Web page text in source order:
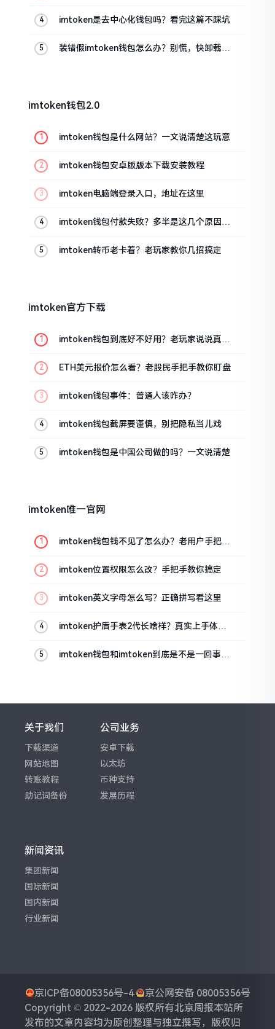
imtoken是去中心化钱包吗？看完这篇不踩坑
装错假imtoken钱包怎么办？别慌，快卸载，
imtoken钱包2.0
imtoken钱包是什么网站？一文说清楚这玩意
imtoken钱包安卓版版本下载安装教程
imtoken电脑端登录入口，地址在这里
imtoken钱包付款失败？多半是这几个原因闹
imtoken转币老卡着？老玩家教你几招搞定
imtoken官方下载
imtoken钱包到底好不好用？老玩家说说真实
ETH美元报价怎么看？老股民手把手教你盯盘
imtoken钱包事件：普通人该咋办？
imtoken钱包截屏要谨慎，别把隐私当儿戏
imtoken钱包是中国公司做的吗？一文说清楚
imtoken唯一官网
imtoken钱包钱不见了怎么办？老用户手把手
imtoken位置权限怎么改？手把手教你搞定
imtoken英文字母怎么写？正确拼写看这里
imtoken护盾手表2代长啥样？真实上手体验
imtoken钱包和imtoken到底是不是一回事？
关于我们
下载渠道
网站地图
转账教程
助记词备份
公司业务
安卓下载
以太坊
币种支持
发展历程
新闻资讯
集团新闻
国际新闻
国内新闻
行业新闻
京ICP备08005356号-4
京公网安备 08005356号
Copyright © 2022-2026 版权所有北京周报本站所
发布的文章内容均为原创整理与独立撰写，版权归